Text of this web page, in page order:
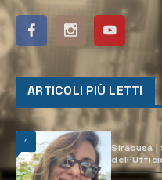
ARTICOLI PIÙ LETTI
1
Siracusa